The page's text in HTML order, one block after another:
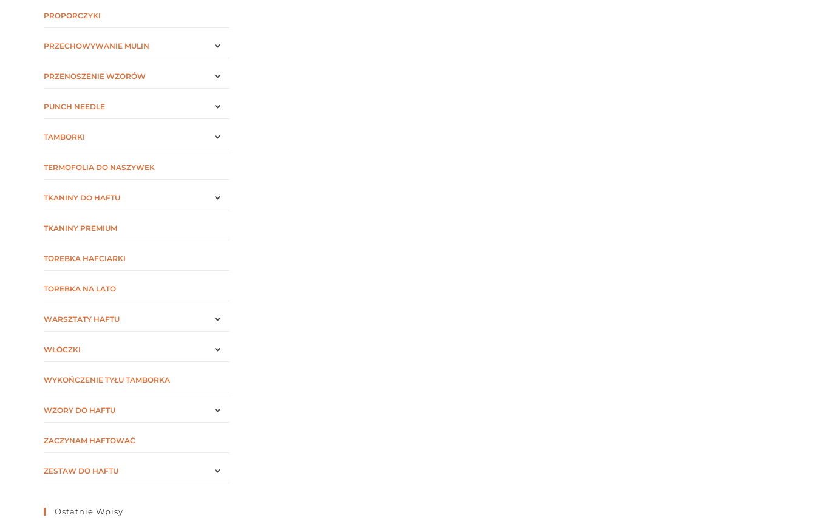
PROPORCZYKI
PRZECHOWYWANIE MULIN
PRZENOSZENIE WZORÓW
PUNCH NEEDLE
TAMBORKI
TERMOFOLIA DO NASZYWEK
TKANINY DO HAFTU
TKANINY PREMIUM
TOREBKA HAFCIARKI
TOREBKA NA LATO
WARSZTATY HAFTU
WŁÓCZKI
WYKOŃCZENIE TYŁU TAMBORKA
WZORY DO HAFTU
ZACZYNAM HAFTOWAĆ
ZESTAW DO HAFTU
Ostatnie Wpisy